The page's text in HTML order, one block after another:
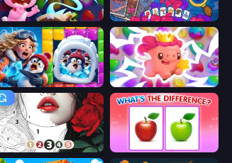
Skydom: Reforged Hidden Objects
Captain Blast Match Arena
Numicolor What's The Difference?